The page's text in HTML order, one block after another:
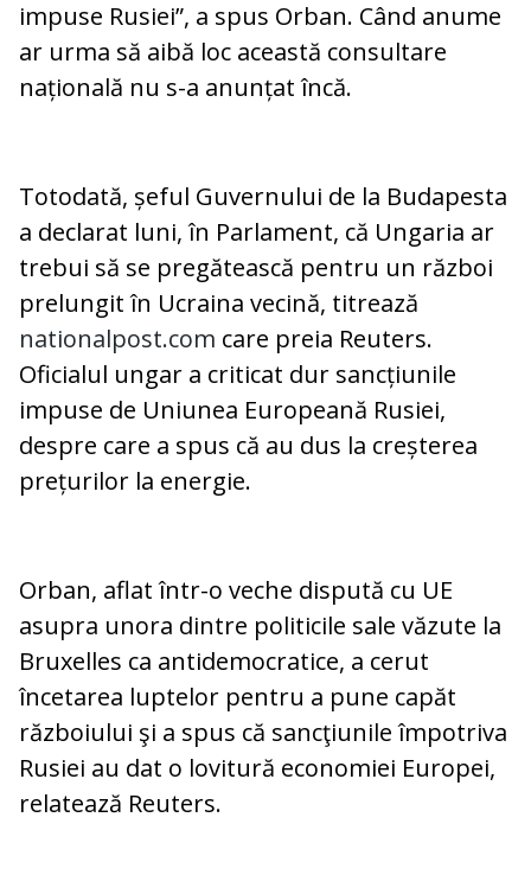
impuse Rusiei”, a spus Orban. Când anume
ar urma să aibă loc această consultare
națională nu s-a anunțat încă.
Totodată, șeful Guvernului de la Budapesta
a declarat luni, în Parlament, că Ungaria ar
trebui să se pregătească pentru un război
prelungit în Ucraina vecină, titrează
nationalpost.com care preia Reuters.
Oficialul ungar a criticat dur sancțiunile
impuse de Uniunea Europeană Rusiei,
despre care a spus că au dus la creșterea
prețurilor la energie.
Orban, aflat într-o veche dispută cu UE
asupra unora dintre politicile sale văzute la
Bruxelles ca antidemocratice, a cerut
încetarea luptelor pentru a pune capăt
războiului şi a spus că sancţiunile împotriva
Rusiei au dat o lovitură economiei Europei,
relatează Reuters.